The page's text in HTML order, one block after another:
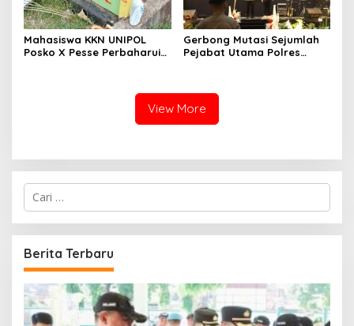
Mahasiswa KKN UNIPOL
Posko X Pesse Perbaharui
Gerbong Mutasi Sejumlah
Pejabat Utama Polres
View More
C
i
u
n
t
k
:
Berita Terbaru